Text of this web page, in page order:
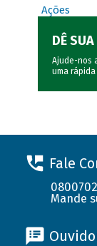
Ações
DÊ
Ajude-nos
uma rápida
Fale
Mande